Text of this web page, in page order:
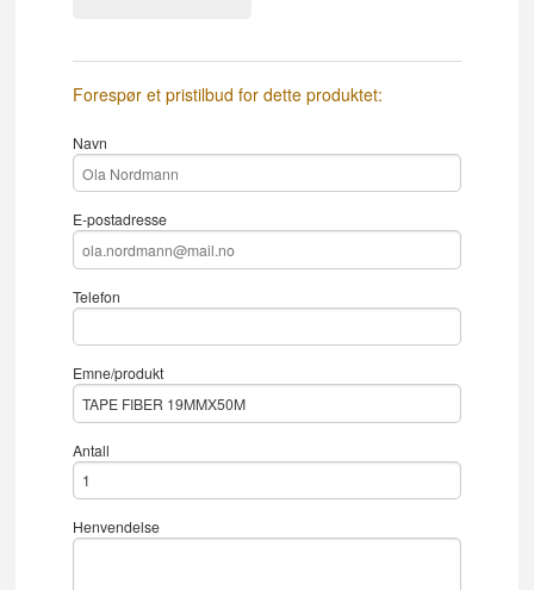
Forespør et pristilbud for dette produktet:
Navn
E-postadresse
Telefon
Emne/produkt
Antall
Henvendelse